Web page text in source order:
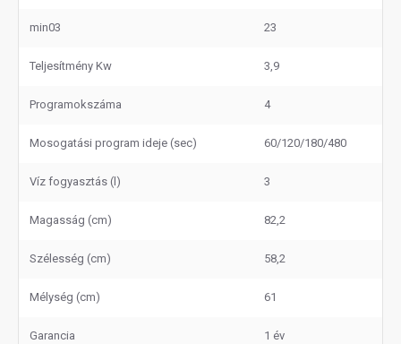
min03 23
Teljesítmény Kw 3,9
Programokszáma 4
Mosogatási program ideje (sec) 60/120/180/480
Víz fogyasztás (l) 3
Magasság (cm) 82,2
Szélesség (cm) 58,2
Mélység (cm) 61
Garancia 1 év